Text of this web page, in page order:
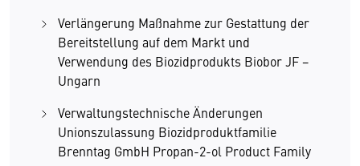
Verlängerung Maßnahme zur Gestattung der
Bereitstellung auf dem Markt und
Verwendung des Biozidprodukts Biobor JF −
Ungarn
Verwaltungstechnische Änderungen
Unionszulassung Biozidproduktfamilie
Brenntag GmbH Propan-2-ol Product Family